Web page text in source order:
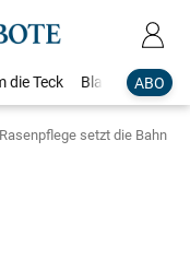
ABO
die Teck Blaulicht
setzt die Bahn